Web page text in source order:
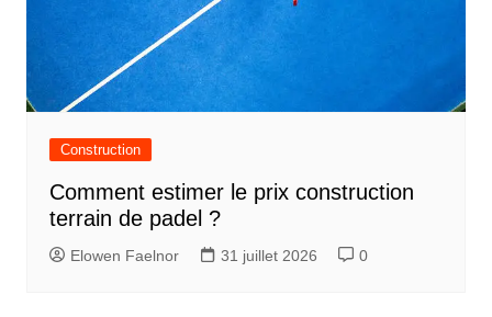
Construction
Comment estimer le prix construction
terrain de padel ?
Elowen Faelnor 31 juillet 2026 0